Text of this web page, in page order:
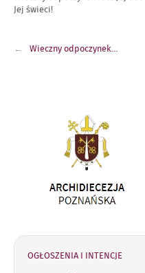
Jej świeci!
wpisu
Wieczny odpoczynek…
OGŁOSZENIA I INTENCJE